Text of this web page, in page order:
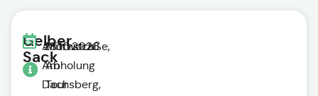
Gelber
Sack
28.10.2026
Mittwoch
Abholung
Tour
Ahornstraße,
Am
Dachsberg,